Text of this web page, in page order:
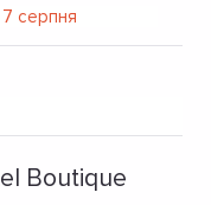
Boutique